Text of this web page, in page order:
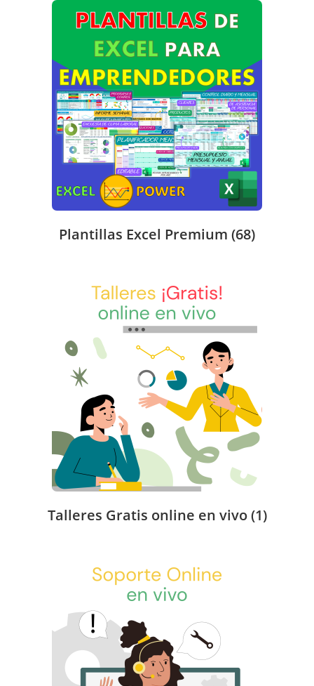
Plantillas Excel Premium (68)
Talleres Gratis online en vivo(1)